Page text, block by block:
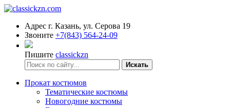
Адрес г. Казань, ул. Серова 19
Звоните +7(843) 564-24-09
Пишите classickzn
Искать
Прокат костюмов
Тематические костюмы
Новогодние костюмы